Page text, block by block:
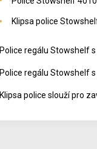
Klipsa police
Police regálu Stowshelf
Police regálu Stowshelf
Klipsa police slouží pro